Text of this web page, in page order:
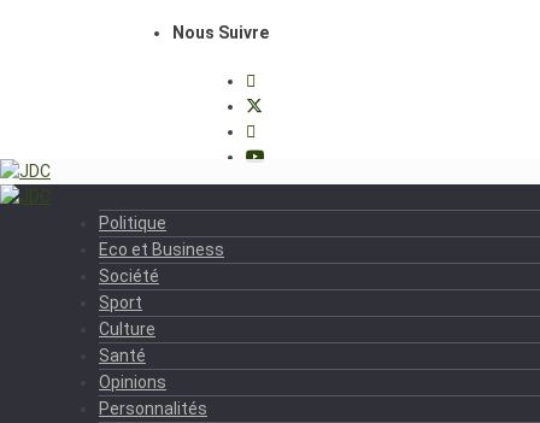
Nous Suivre
Politique
Eco et Business
Société
Sport
Culture
Santé
Opinions
Personnalités